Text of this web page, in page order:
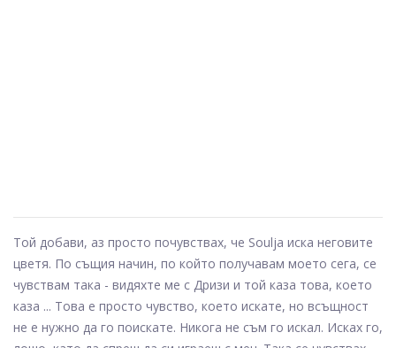
Той добави, аз просто почувствах, че Soulja иска неговите
цветя. По същия начин, по който получавам моето сега, се
чувствам така - видяхте ме с Дризи и той каза това, което
каза ... Това е просто чувство, което искате, но всъщност
не е нужно да го поискате. Никога не съм го искал. Исках го,